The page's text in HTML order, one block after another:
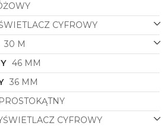
o symbolu
ale także wyjątkowy
Twoją wyjątkowość i
niemu każda Twoja
blasku, a Ty będziesz
biżuterią na co dzień.
CYFROWY
30 M
46 MM
36 MM
PROSTOKĄTNY
CYFROWY